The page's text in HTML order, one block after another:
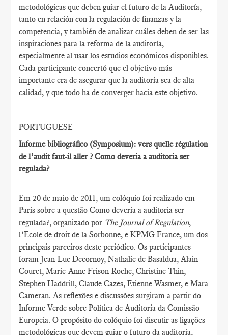
metodológicas que deben guiar el futuro de la Auditoría,
tanto en relación con la regulación de finanzas y la
competencia, y también de analizar cuáles deben de ser las
inspiraciones para la reforma de la auditoría,
especialmente al usar los estudios económicos disponibles.
Cada participante concertó que el objetivo más
importante era de asegurar que la auditoría sea de alta
calidad, y que todo ha de converger hacia este objetivo.
PORTUGUESE
Informe bibliográfico (Symposium): vers quelle régulation
de l’audit faut-il aller ? Como deveria a auditoria ser
regulada?
Em 20 de maio de 2011, um colóquio foi realizado em
Paris sobre a questão Como deveria a auditoria ser
regulada?, organizado por The Journal of Regulation,
l’Ecole de droit de la Sorbonne, e KPMG France, um dos
principais parceiros deste periódico. Os participantes
foram Jean-Luc Decornoy, Nathalie de Basaldua, Alain
Couret, Marie-Anne Frison-Roche, Christine Thin,
Stephen Haddrill, Claude Cazes, Etienne Wasmer, e Mara
Cameran. As reflexões e discussões surgiram a partir do
Informe Verde sobre Política de Auditoria da Comissão
Europeia. O propósito do colóquio foi discutir as ligações
metodológicas que devem guiar o futuro da auditoria,